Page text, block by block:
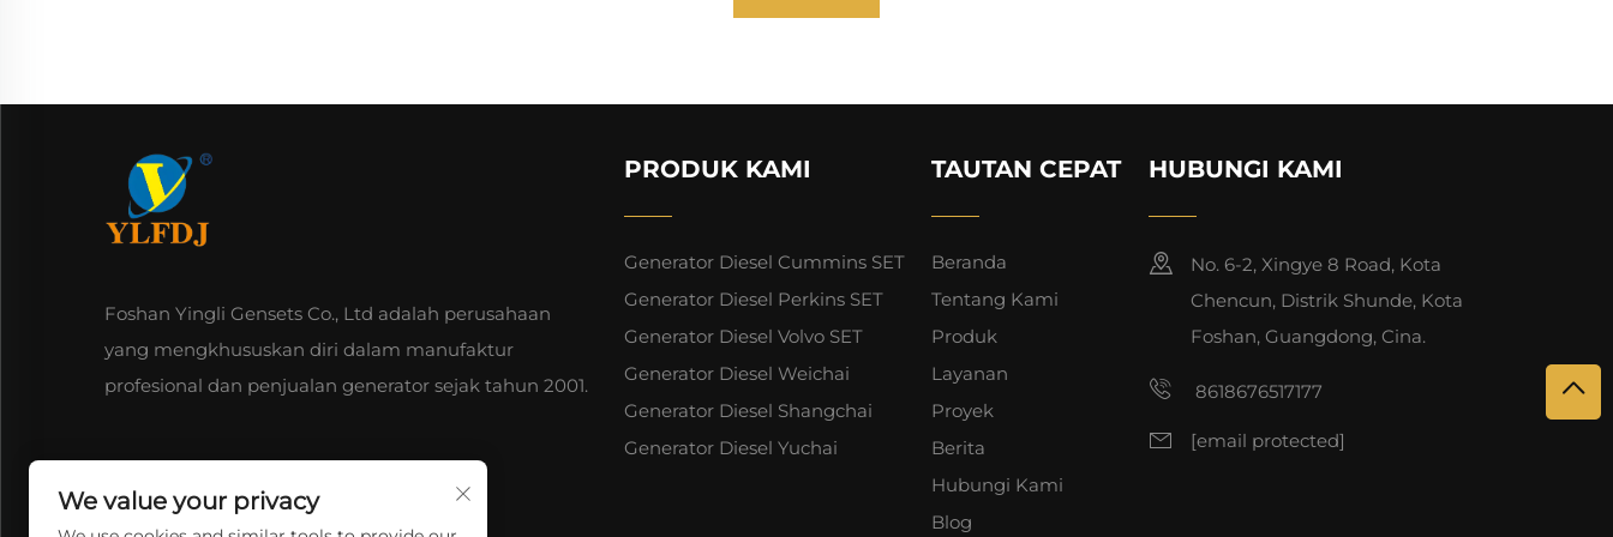
Foshan Yingli Gensets Co., Ltd adalah perusahaan
yang mengkhususkan diri dalam manufaktur
profesional dan penjualan generator sejak tahun 2001.
PRODUK KAMI
Generator Diesel Cummins SET
Generator Diesel Perkins SET
Generator Diesel Volvo SET
Generator Diesel Weichai
Generator Diesel Shangchai
Generator Diesel Yuchai
TAUTAN CEPAT
Beranda
Tentang Kami
Produk
Layanan
Proyek
Berita
Hubungi Kami
Blog
HUBUNGI KAMI
No. 6-2, Xingye 8 Road, Kota
Chencun, Distrik Shunde, Kota
Foshan, Guangdong, Cina.
8618676517177
[email protected]
We value your privacy